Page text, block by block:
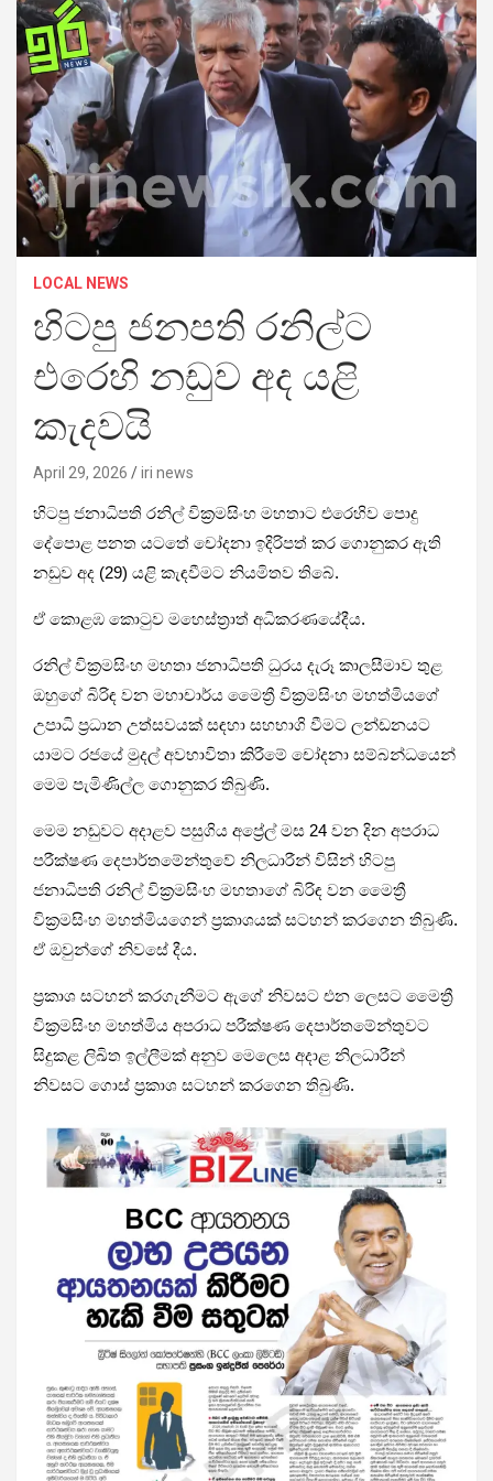
LOCAL NEWS
හිටපු ජනපති රනිල්ට
එරෙහි නඩුව අද යළි
කැදවයි
April 29, 2026 iri news
හිටපු ජනාධිපති රනිල් වික්‍රමසිංහ මහතාට එරෙහිව පොදු
දේපොළ පනත යටතේ චෝදනා ඉදිරිපත් කර ගොනුකර ඇති
නඩුව අද (29) යළි කැඳවීමට නියමිතව තිබේ.
ඒ කොළඹ කොටුව මහෙස්ත්‍රාත් අධිකරණයේදීය.
රනිල් වික්‍රමසිංහ මහතා ජනාධිපති ධුරය දැරූ කාලසීමාව තුළ
ඔහුගේ බිරිඳ වන මහාචාර්ය මෛත්‍රී වික්‍රමසිංහ මහත්මියගේ
උපාධි ප්‍රධාන උත්සවයක් සඳහා සහභාගි වීමට ලන්ඩනයට
යාමට රජයේ මුදල් අවභාවිතා කිරීමේ චෝදනා සම්බන්ධයෙන්
මෙම පැමිණිල්ල ගොනුකර තිබුණි.
මෙම නඩුවට අදාළව පසුගිය අප්‍රේල් මස 24 වන දින අපරාධ
පරීක්ෂණ දෙපාර්තමේන්තුවේ නිලධාරීන් විසින් හිටපු
ජනාධිපති රනිල් වික්‍රමසිංහ මහතාගේ බිරිඳ වන මෛත්‍රී
වික්‍රමසිංහ මහත්මියගෙන් ප්‍රකාශයක් සටහන් කරගෙන තිබුණි.
ඒ ඔවුන්ගේ නිවසේ දීය.
ප්‍රකාශ සටහන් කරගැනීමට ඇගේ නිවසට එන ලෙසට මෛත්‍රී
වික්‍රමසිංහ මහත්මිය අපරාධ පරීක්ෂණ දෙපාර්තමේන්තුවට
සිදුකළ ලිඛිත ඉල්ලීමක් අනුව මෙලෙස අදාළ නිලධාරීන්
නිවසට ගොස් ප්‍රකාශ සටහන් කරගෙන තිබුණි.